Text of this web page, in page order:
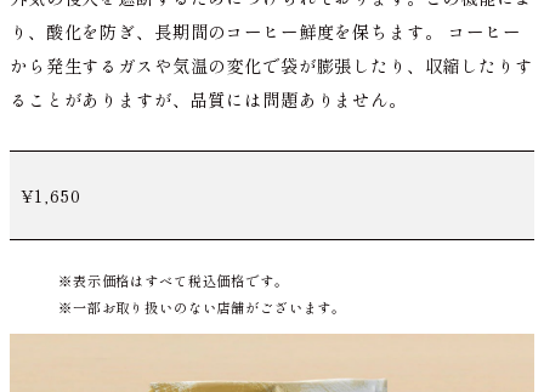
り、酸化を防ぎ、長期間のコーヒー鮮度を保ちます。 コーヒー
から発生するガスや気温の変化で袋が膨張したり、収縮したりす
ることがありますが、品質には問題ありません。
¥1,650
表示価格はすべて税込価格です。
一部お取り扱いのない店舗がございます。